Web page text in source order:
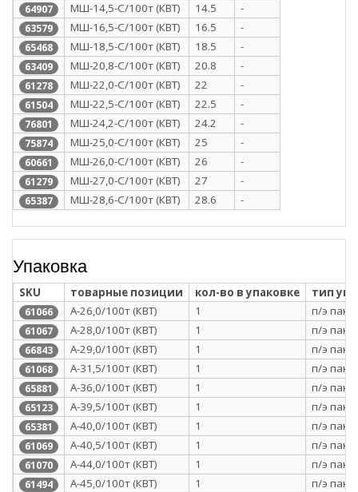
64907 МШ-14,5-С/100т (КВТ) 14.5 -
63579 МШ-16,5-С/100т (КВТ) 16.5 -
65468 МШ-18,5-С/100т (КВТ) 18.5 -
63409 МШ-20,8-С/100т (КВТ) 20.8 -
61278 МШ-22,0-С/100т (КВТ) 22 -
61504 МШ-22,5-С/100т (КВТ) 22.5 -
76801 МШ-24,2-С/100т (КВТ) 24.2 -
75874 МШ-25,0-С/100т (КВТ) 25 -
60661 МШ-26,0-С/100т (КВТ) 26 -
61279 МШ-27,0-С/100т (КВТ) 27 -
65387 МШ-28,6-С/100т (КВТ) 28.6 -
Упаковка
SKU товарные позиции кол-во в упаковке тип
61066 А-26,0/100т (КВТ) 1 п/э
61067 А-28,0/100т (КВТ) 1 п/э
66843 А-29,0/100т (КВТ) 1 п/э
61068 А-31,5/100т (КВТ) 1 п/э
65881 А-36,0/100т (КВТ) 1 п/э
65123 А-39,5/100т (КВТ) 1 п/э
65381 А-40,0/100т (КВТ) 1 п/э
61069 А-40,5/100т (КВТ) 1 п/э
61070 А-44,0/100т (КВТ) 1 п/э
61494 А-45,0/100т (КВТ) 1 п/э